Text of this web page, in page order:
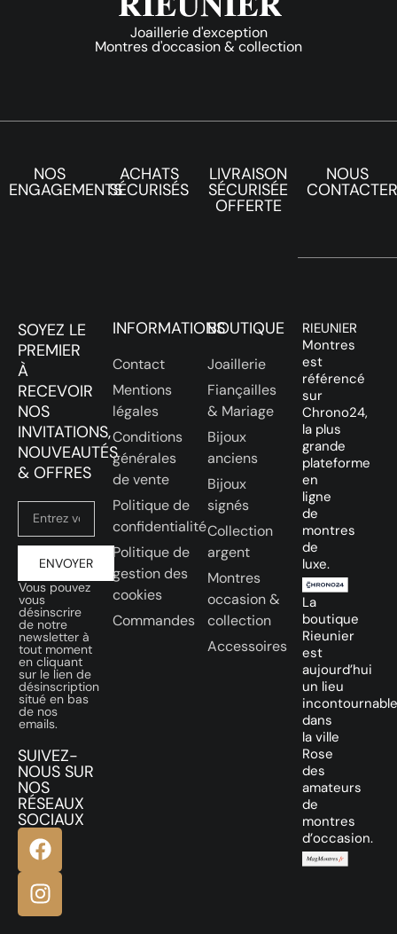
Joaillerie d'exception
Montres d'occasion & collection
NOS
ENGAGEMENTS
ACHATS
SÉCURISÉS
LIVRAISON
SÉCURISÉE
OFFERTE
NOUS
CONTACTER
SOYEZ LE
PREMIER
À
RECEVOIR
NOS
INVITATIONS,
NOUVEAUTÉS
& OFFRES
ENVOYER
Vous pouvez
vous
désinscrire
de notre
newsletter à
tout moment
en cliquant
sur le lien de
désinscription
situé en bas
de nos
emails.
SUIVEZ-
NOUS SUR
NOS
RÉSEAUX
SOCIAUX
INFORMATIONS
Contact
Mentions
légales
Conditions
générales
de vente
Politique de
confidentialité
Politique de
gestion des
cookies
Commandes
BOUTIQUE
Joaillerie
Fiançailles
& Mariage
Bijoux
anciens
Bijoux
signés
Collection
argent
Montres
occasion &
collection
Accessoires
RIEUNIER
Montres
est
référencé
sur
Chrono24,
la plus
grande
plateforme
en
ligne
de
montres
de
luxe.
La
boutique
Rieunier
est
aujourd’hui
un lieu
incontournable
dans
la ville
Rose
des
amateurs
de
montres
d’occasion.